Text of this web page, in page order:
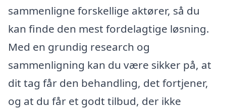
sammenligne forskellige aktører, så du
kan finde den mest fordelagtige løsning.
Med en grundig research og
sammenligning kan du være sikker på, at
dit tag får den behandling, det fortjener,
og at du får et godt tilbud, der ikke